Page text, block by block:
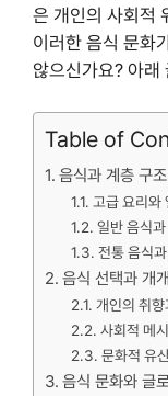
은 개인의 사회적
이러한 음식 문화
않으신가요? 아래
Table of
음식과 계층 구
고급 요리와
일반 음식과
전통 음식
음식 선택과 개
개인의 취
사회적 메
문화적 유
음식 문화와 글